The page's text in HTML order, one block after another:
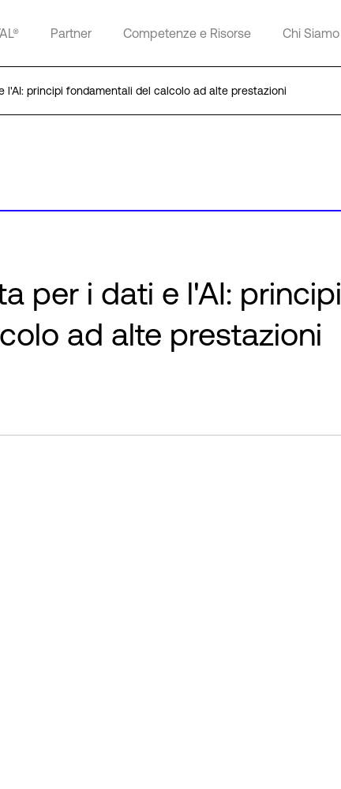
Partner Competenze e Risorse Chi Siamo
l'AI: principi fondamentali del calcolo ad alte prestazioni
per i dati e l'AI: principi
ad alte prestazioni